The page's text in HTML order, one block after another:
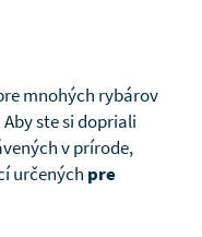
mnohých rybárov
Aby ste si dopriali
v prírode,
určených pre